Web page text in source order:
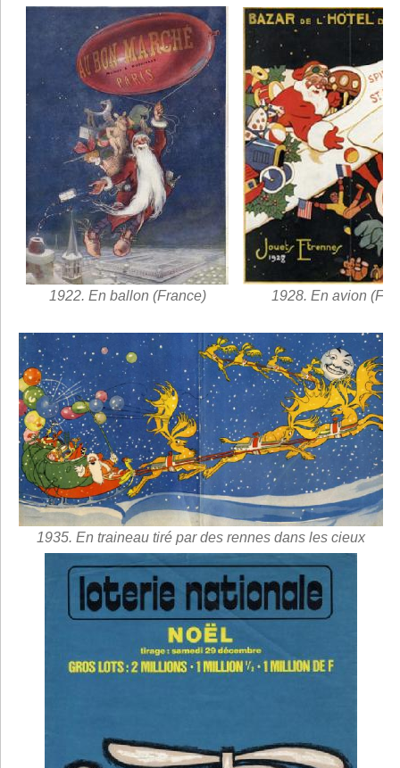
1922. En ballon (France) 1928. En avion
1935. En traineau tiré par des rennes dans les cieux